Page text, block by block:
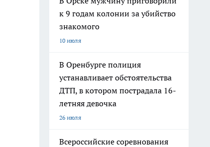
к 9 годам колонии за убийство
знакомого
10 июля
В Оренбурге полиция
устанавливает обстоятельства
ДТП, в котором пострадала 16-
летняя девочка
26 июля
Всероссийские соревнования